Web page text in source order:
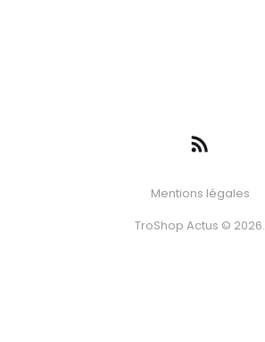
Mentions légales
TroShop Actus © 2026.